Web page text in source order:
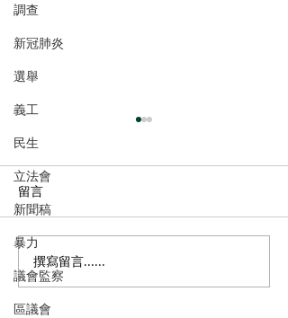
調查
新冠肺炎
選舉
義工
民生
立法會
新聞稿
暴力
議會監察
區議會
民建聯政策倡議委員會舉
辦「量子威脅與網絡安全
風險交流會」
留言
撰寫留言......